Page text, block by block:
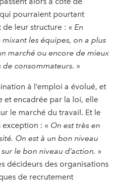
pourraient pourtant
leur structure : « En
les équipes, on a plus
marché ou encore de mieux
consommateurs. »
à l’emploi a évolué, et
et encadrée par la loi, elle
le marché du travail. Et le
exception : « On est très en
On est à un bon niveau
le bon niveau d’action. »
décideurs des organisations
de recrutement